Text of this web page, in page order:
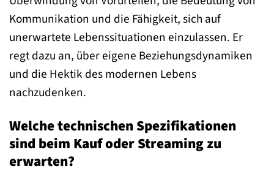
Kommunikation und die Fähigkeit, sich auf
unerwartete Lebenssituationen einzulassen. Er
regt dazu an, über eigene Beziehungsdynamiken
und die Hektik des modernen Lebens
nachzudenken.
Welche technischen Spezifikationen
sind beim Kauf oder Streaming zu
erwarten?